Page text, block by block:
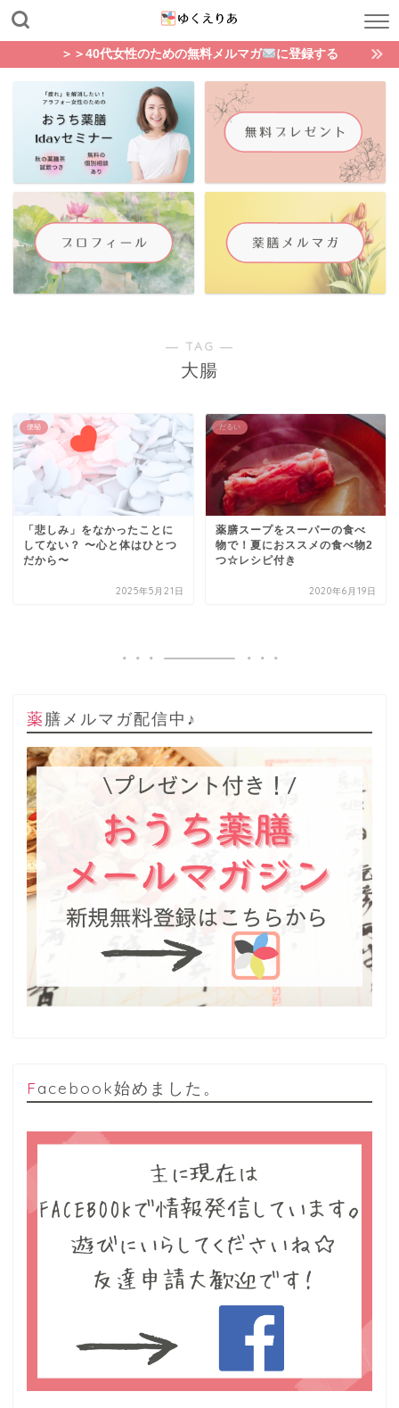
＞＞40代女性のための無料メルマガ に登録する
― TAG ―
大腸
便秘
「悲しみ」をなかったことに
してない？ 〜心と体はひとつ
だから〜
2025年5月21日
だるい
薬膳スープをスーパーの食べ
物で！夏におススメの食べ物2
つ☆レシピ付き
2020年6月19日
薬膳メルマガ配信中♪
Facebook始めました。